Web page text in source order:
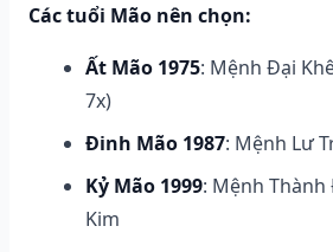
Các tuổi Mão nên chọn:
Ất Mão 1975: Mệnh Đại
7x)
Đinh Mão 1987: Mệnh Lư
Kỷ Mão 1999: Mệnh
Kim